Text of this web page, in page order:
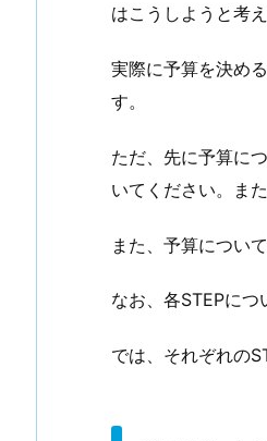
はこうしようと考
実際に予算を決め
す。
ただ、先に予算に
いてください。また
また、予算につい
なお、各STEPにつ
では、それぞれの